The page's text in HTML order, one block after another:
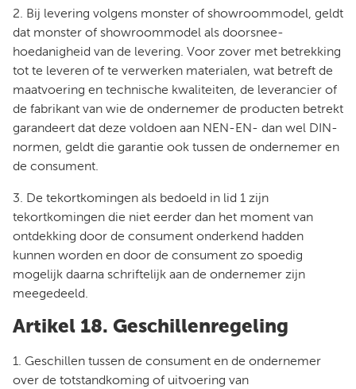
2. Bij levering volgens monster of showroommodel, geldt
dat monster of showroommodel als doorsnee-
hoedanigheid van de levering. Voor zover met betrekking
tot te leveren of te verwerken materialen, wat betreft de
maatvoering en technische kwaliteiten, de leverancier of
de fabrikant van wie de ondernemer de producten betrekt
garandeert dat deze voldoen aan NEN-EN- dan wel DIN-
normen, geldt die garantie ook tussen de ondernemer en
de consument.
3. De tekortkomingen als bedoeld in lid 1 zijn
tekortkomingen die niet eerder dan het moment van
ontdekking door de consument onderkend hadden
kunnen worden en door de consument zo spoedig
mogelijk daarna schriftelijk aan de ondernemer zijn
meegedeeld.
Artikel 18. Geschillenregeling
1. Geschillen tussen de consument en de ondernemer
over de totstandkoming of uitvoering van